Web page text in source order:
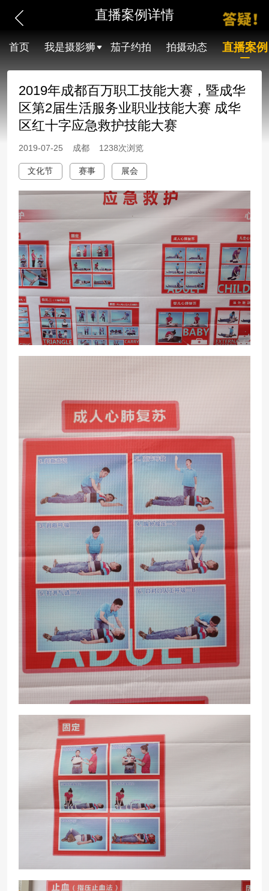
直播案例详情
首页 我是摄影狮 茄子约拍 拍摄动态 直播案例
2019年成都百万职工技能大赛，暨成华
区第2届生活服务业职业技能大赛 成华
区红十字应急救护技能大赛
2019-07-25 成都 1238次浏览
文化节 赛事 展会